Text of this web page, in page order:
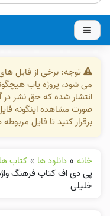
توجه: برخی از فایل
می شود، پروژه یاب
انتشار شده که حق نشر در
صورت مشاهده اینگونه فایل
برقرار کنید تا فایل
خانه » دانلود ها » کتاب
خلیلی